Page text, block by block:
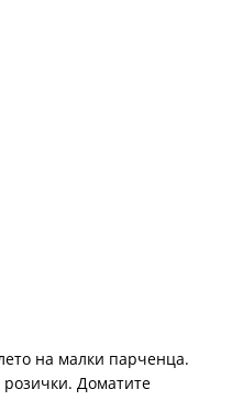
на малки парченца.
Доматите